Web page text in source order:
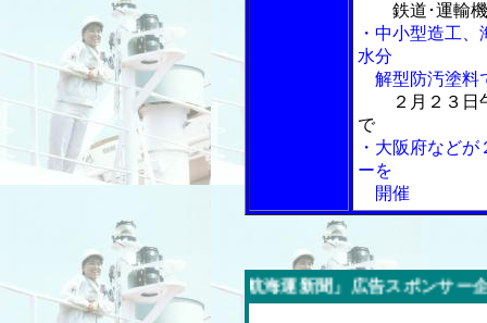
鉄道･運輸
・中小型造工
水分
解型防汚塗料
２月２３
で
・大阪府など
ーを
開催
今週の「内航海運新聞」広告スポンサー企業